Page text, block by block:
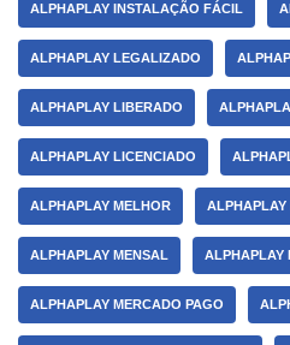
ALPHAPLAY INSTALAÇÃO FÁCIL
ALPHAPLAY LEGALIZADO
ALPHAPLAY LIBERADO
ALPHAPLAY LICENCIADO
ALPHAPLAY MELHOR ALPHAPLAY
ALPHAPLAY MENSAL ALPHAPLAY
ALPHAPLAY MERCADO PAGO